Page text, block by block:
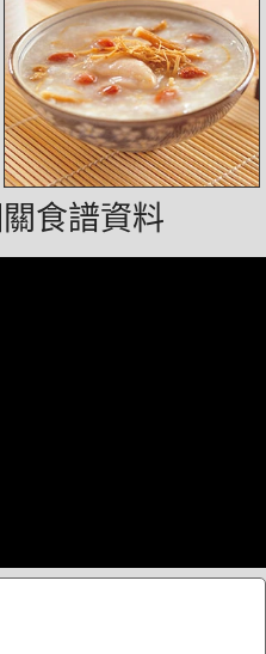
食譜資料